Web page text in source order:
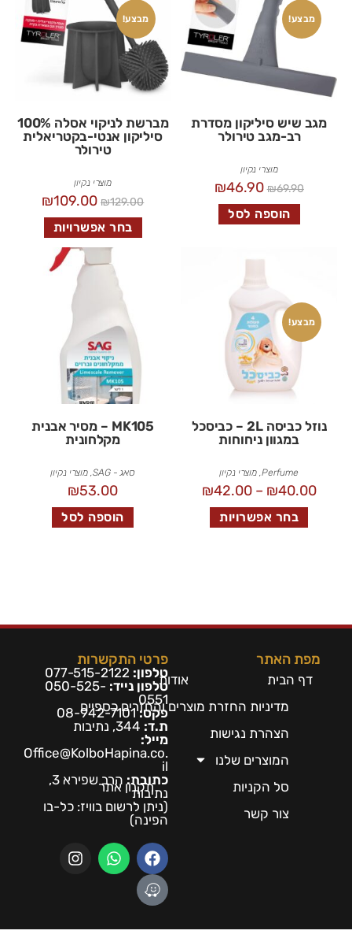
מבצע!
מגב שיש סיליקון מסדרת
רב-מגב טירולר
מוצרי נקיון
₪69.90
₪46.90
הוספה לסל
מבצע!
מברשת לניקוי אסלה 100%
סיליקון אנטי-בקטריאלית
טירולר
מוצרי נקיון
₪129.00
₪109.00
בחר אפשרויות
מבצע!
נוזל כביסה 2L – כביסכל
במגוון ניחוחות
Perfume
, מוצרי נקיון
₪40.00
–
₪42.00
בחר אפשרויות
MK105 – מסיר אבנית
מקלחונית
סאג - SAG , מוצרי נקיון
₪53.00
הוספה לסל
מפת האתר
דף הבית
אודות
מדיניות החזרת מוצרים והחזרים כספיים
הצהרת נגישות
המוצרים שלנו
סל הקניות
תקנון אתר
צור קשר
פרטי התקשרות
טלפון: 077-515-2122
טלפון נייד: 050-525-
0551
פקס:08-942-7101
ת.ד:
מייל:
Office@KolboHapina.co.
il
כתובת:
הרב שפירא 3,
נתיבות
(ניתן לרשום בוויז: כל-בו
הפינה)